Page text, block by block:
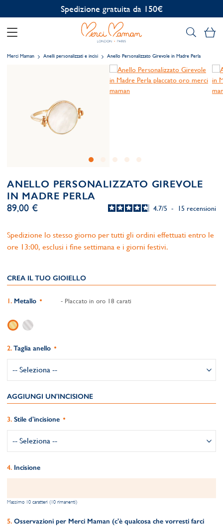
Personalizzazione gratuita
Il
Merci Maman Anelli personalizzati e incisi Anello Personalizzato Girevole in Madre Perla
ANELLO PERSONALIZZATO GIREVOLE
IN MADRE PERLA
4.7/5 - 15 recensioni
89,00 €
Spedizione lo stesso giorno per tutti gli ordini effettuati entro le
ore 13:00, esclusi i fine settimana e i giorni festivi.
CREA IL TUO GIOIELLO
Metallo - Placcato in oro 18 carati
Taglia anello
AGGIUNGI UN'INCISIONE
Stile d'incisione
Incisione
Massimo 10 caratteri (10 rimanenti)
Osservazioni per Merci Maman (c'è qualcosa che vorresti farci